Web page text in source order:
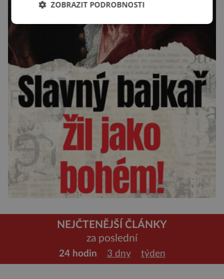
NEJČTENĚJŠÍ ČLÁNKY
za poslední
24 hodin 3 dny týden
ZOBRAZIT PODROBNOSTI